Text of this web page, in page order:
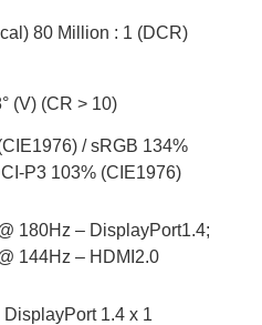
80 Million : 1 (DCR)
(V) (CR > 10)
/ sRGB 134%
P3 103% (CIE1976)
180Hz – DisplayPort1.4;
144Hz – HDMI2.0
DisplayPort 1.4 x 1